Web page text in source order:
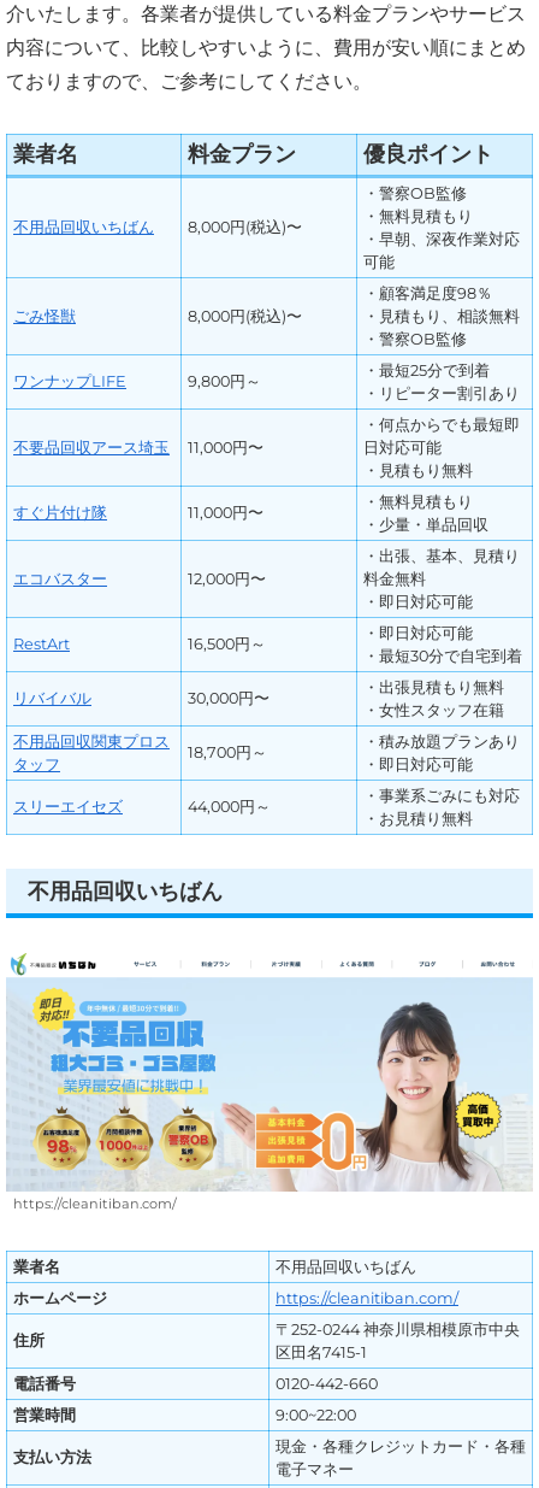
介いたします。各業者が提供している料金プランやサービス
内容について、比較しやすいように、費用が安い順にまとめ
ておりますので、ご参考にしてください。
業者名 料金プラン 優良ポイント
不用品回収いちばん 8,000円(税込)〜
・警察OB監修
・無料見積もり
・早朝、深夜作業対応
可能
ごみ怪獣 8,000円(税込)〜
・顧客満足度98％
・見積もり、相談無料
・警察OB監修
ワンナップLIFE 9,800円～
・最短25分で到着
・リピーター割引あり
不要品回収アース埼玉 11,000円〜
・何点からでも最短即
日対応可能
・見積もり無料
すぐ片付け隊 11,000円〜
・無料見積もり
・少量・単品回収
エコバスター 12,000円〜
・出張、基本、見積り
料金無料
・即日対応可能
RestArt 16,500円～
・即日対応可能
・最短30分で自宅到着
リバイバル 30,000円〜
・出張見積もり無料
・女性スタッフ在籍
不用品回収関東プロス
タッフ
18,700円～
・積み放題プランあり
・即日対応可能
スリーエイセズ 44,000円～
・事業系ごみにも対応
・お見積り無料
不用品回収いちばん
https://cleanitiban.com/
業者名
不用品回収いちばん
ホームページ
https://cleanitiban.com/
住所
〒252-0244 神奈川県相模原市中央
区田名7415-1
電話番号
0120-442-660
営業時間
9:00~22:00
支払い方法
現金・各種クレジットカード・各種
電子マネー